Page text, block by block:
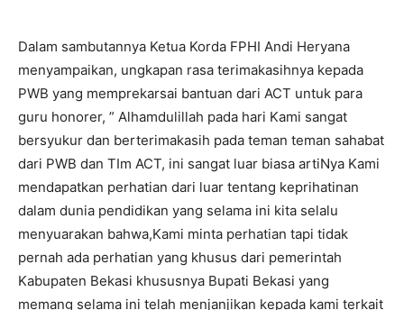
Dalam sambutannya Ketua Korda FPHI Andi Heryana
menyampaikan, ungkapan rasa terimakasihnya kepada
PWB yang memprekarsai bantuan dari ACT untuk para
guru honorer, ” Alhamdulillah pada hari Kami sangat
bersyukur dan berterimakasih pada teman teman sahabat
dari PWB dan TIm ACT, ini sangat luar biasa artiNya Kami
mendapatkan perhatian dari luar tentang keprihatinan
dalam dunia pendidikan yang selama ini kita selalu
menyuarakan bahwa,Kami minta perhatian tapi tidak
pernah ada perhatian yang khusus dari pemerintah
Kabupaten Bekasi khususnya Bupati Bekasi yang
memang selama ini telah menjanjikan kepada kami terkait